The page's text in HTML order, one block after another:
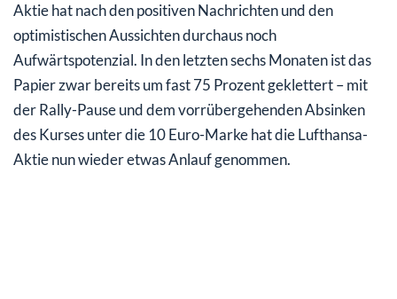
Aktie hat nach den positiven Nachrichten und den
optimistischen Aussichten durchaus noch
Aufwärtspotenzial. In den letzten sechs Monaten ist das
Papier zwar bereits um fast 75 Prozent geklettert – mit
der Rally-Pause und dem vorrübergehenden Absinken
des Kurses unter die 10 Euro-Marke hat die Lufthansa-
Aktie nun wieder etwas Anlauf genommen.